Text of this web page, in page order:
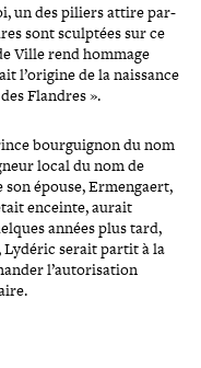
un des piliers attire par­
sont sculptées sur ce
Ville rend hommage
l’origine de la naissance
Flandres ».
bour­gui­gnon du nom
local du nom de
épouse, Ermengaert,
enceinte, aurait
années plus tard,
Lydéric serait partit à la
l’autorisation